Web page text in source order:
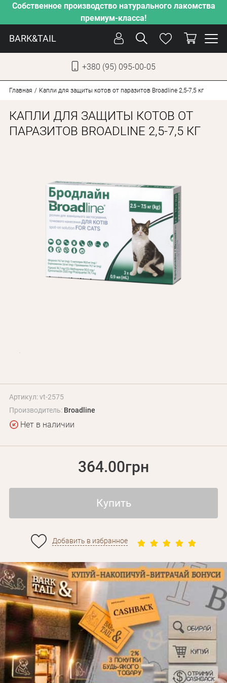
Собственное производство натурального лакомства
премиум-класса!
BARK&TAIL
+380 (95) 095-00-05
СОБАКИ
КОТЫ
НОВИНКИ
АКЦИИ
О КОМПАНИИ
Оплата и доставка
Программа лояльности
Главная Капли для защиты котов от паразитов Broadline 2,5-7,5 кг
КАПЛИ ДЛЯ ЗАЩИТЫ КОТОВ ОТ
ПАРАЗИТОВ BROADLINE 2,5-7,5 КГ
Артикул: vt-2575
Производитель: Broadline
Нет в наличии
364.00грн
Купить
Добавить в избранное
Забыли пароль?
Личные данные
Вам на почту будет отправленно письмо с сылкой